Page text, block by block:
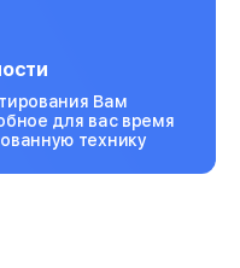
Вам
для вас время
технику